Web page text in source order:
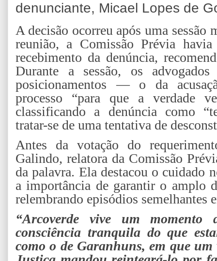
denunciante, Micael Lopes de
A decisão ocorreu após uma sessão
reunião, a Comissão Prévia
recebimento da denúncia,
Durante a sessão, os advogados
posicionamentos — o da
processo “para que a verdade
classificando a denúncia como
tratar-se de uma tentativa de
Antes da votação do
Galindo, relatora da Comissão
da palavra. Ela destacou o cuidado
a importância de garantir o amplo
relembrando episódios semelhantes
“Arcoverde vive um
consciência tranquila do que
como o de Garanhuns, em que